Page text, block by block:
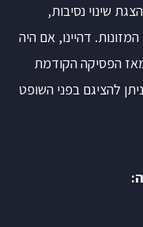
שינוי נסיבות,
דהיינו, אם היה
הפסיקה הקודמת
להציגם בפני השופט